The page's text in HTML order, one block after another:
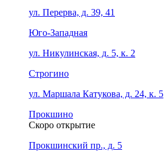
ул. Перерва, д. 39, 41
Юго-Западная
ул. Никулинская, д. 5, к. 2
Строгино
ул. Маршала Катукова, д. 24, к. 5
Прокшино
Скоро открытие
Прокшинский пр., д. 5